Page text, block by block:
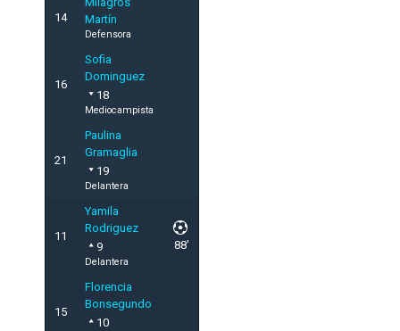
14
Martín
Defensora
16
Sofia
Dominguez
18
Mediocampista
21
Paulina
Gramaglia
19
Delantera
11
Yamila
Rodriguez
9
Delantera
88'
15
Florencia
Bonsegundo
10